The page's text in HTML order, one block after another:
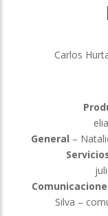
Carlos
General –
Silva –